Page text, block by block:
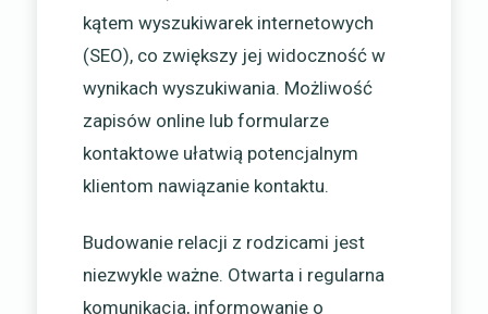
kątem wyszukiwarek internetowych
(SEO), co zwiększy jej widoczność w
wynikach wyszukiwania. Możliwość
zapisów online lub formularze
kontaktowe ułatwią potencjalnym
klientom nawiązanie kontaktu.
Budowanie relacji z rodzicami jest
niezwykle ważne. Otwarta i regularna
komunikacja, informowanie o